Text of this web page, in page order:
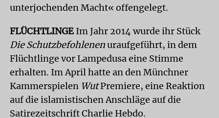
unterjochenden Macht« offengelegt.
FLÜCHTLINGE Im Jahr 2014 wurde ihr Stück
Die Schutzbefohlenenuraufgeführt, in dem
Flüchtlinge vor Lampedusa eine Stimme
erhalten. Im April hatte an den Münchner
Kammerspielen WutPremiere, eine Reaktion
auf die islamistischen Anschläge auf die
Satirezeitschrift Charlie Hebdo.